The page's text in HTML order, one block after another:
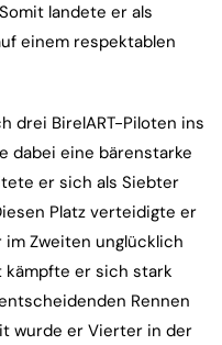
landete er als
einem respektablen
drei BirelART-Piloten ins
dabei eine bärenstarke
er sich als Siebter
Platz verteidigte er
Zweiten unglücklich
kämpfte er sich stark
Rennen
wurde er Vierter in der